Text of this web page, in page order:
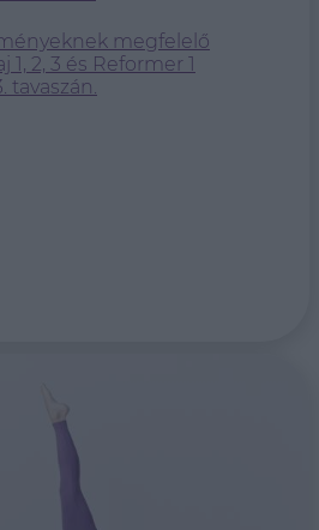
megfelelő
2, 3 és Reformer 1